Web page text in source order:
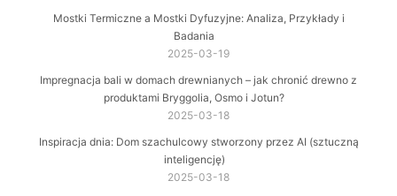
Mostki Termiczne a Mostki Dyfuzyjne: Analiza, Przykłady i
Badania
2025-03-19
Impregnacja bali w domach drewnianych – jak chronić drewno z
produktami Bryggolia, Osmo i Jotun?
2025-03-18
Inspiracja dnia: Dom szachulcowy stworzony przez AI (sztuczną
inteligencję)
2025-03-18